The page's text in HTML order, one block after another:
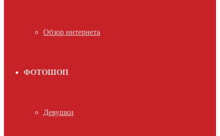
Обзор интернета
ФОТОШОП
Девушки